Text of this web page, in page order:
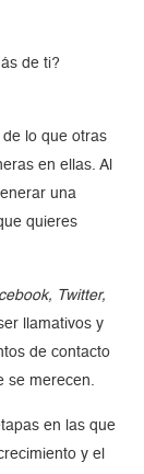
de ti?
lo que otras
en ellas. Al
una
quieres
Twitter,
llamativos y
de contacto
se merecen.
en las que
y el